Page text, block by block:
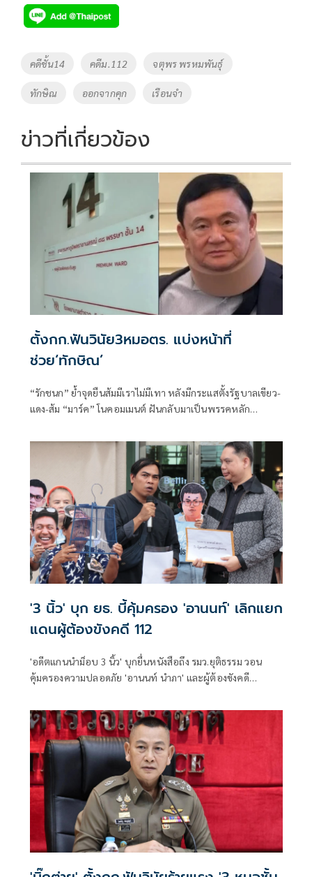
e
b
o
o
k
tt
er
p
y
Li
k
Tags
คดีชั้น14 คดีม.112 จตุพร พรหมพันธุ์
ทักษิณ ออกจากคุก เรือนจำ
ข่าวที่เกี่ยวข้อง
ตั้งกก.ฟันวินัย3หมอตร. แบ่งหน้าที่
ช่วย‘ทักษิณ’
“รักชนก” ย้ำจุดยืนส้มมีเราไม่มีเทา หลังมีกระแสตั้งรัฐบาลเขียว-
แดง-ส้ม “มาร์ค” โนคอมเมนต์ ฝันกลับมาเป็นพรรคหลัก
'3 นิ้ว' บุก ยธ. บี้คุ้มครอง 'อานนท์' เลิกแยก
แดนผู้ต้องขังคดี 112
'อดีตแกนนำม็อบ 3 นิ้ว' บุกยื่นหนังสือถึง รมว.ยุติธรรม วอน
คุ้มครองความปลอดภัย 'อานนท์ นำภา' และผู้ต้องขังคดี